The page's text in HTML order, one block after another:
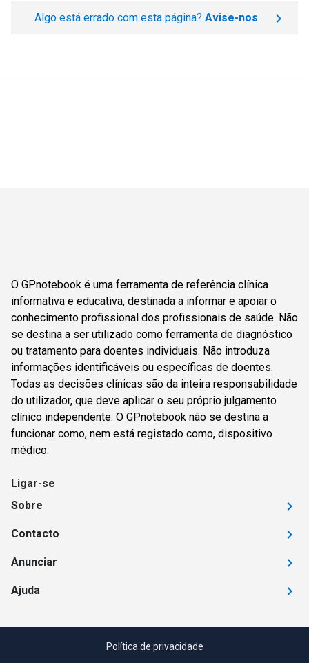
Algo está errado com esta página? Avise-nos
O GPnotebook é uma ferramenta de referência clínica
informativa e educativa, destinada a informar e apoiar o
conhecimento profissional dos profissionais de saúde. Não
se destina a ser utilizado como ferramenta de diagnóstico
ou tratamento para doentes individuais. Não introduza
informações identificáveis ou específicas de doentes.
Todas as decisões clínicas são da inteira responsabilidade
do utilizador, que deve aplicar o seu próprio julgamento
clínico independente. O GPnotebook não se destina a
funcionar como, nem está registado como, dispositivo
médico.
Ligar-se
Sobre
Contacto
Anunciar
Ajuda
Política de privacidade